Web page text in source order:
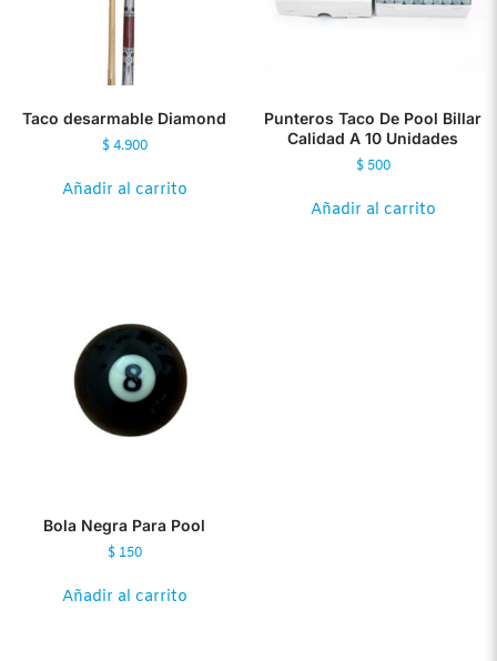
Taco desarmable Diamond
$4.900
Añadir al carrito
Punteros Taco De Pool Billar
Calidad A 10 Unidades
$500
Añadir al carrito
Bola Negra Para Pool
$150
Añadir al carrito